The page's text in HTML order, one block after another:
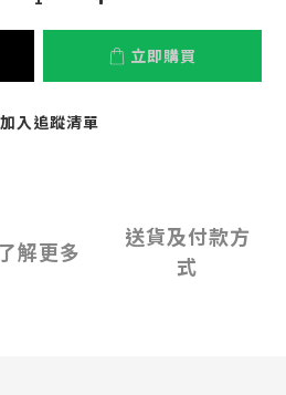
立即購買
加入追蹤清單
解更多
送貨及付款方
式